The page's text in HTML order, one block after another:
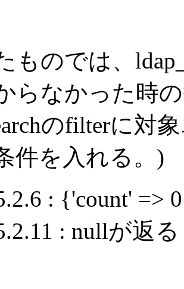
ものでは、
らなかった時
のfilterに対
件を入れる。)
: {'count' =>
: nullが返る